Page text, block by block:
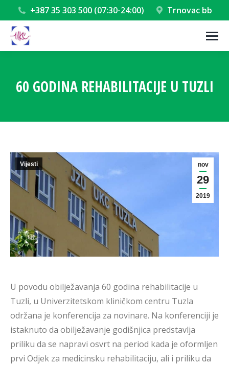
+387 35 303 500 (07:30-24:00) Trnovac bb
60 GODINA REHABILITACIJE U TUZLI
nov
29
2019
Vijesti
U povodu obilježavanja 60 godina rehabilitacije u
Tuzli, u Univerzitetskom kliničkom centru Tuzla
održana je konferencija za novinare. Na konferenciji je
istaknuto da obilježavanje godišnjica predstavlja
priliku da se napravi osvrt na period kada je oformljen
prvi Odjek za medicinsku rehabilitaciju, ali i priliku da